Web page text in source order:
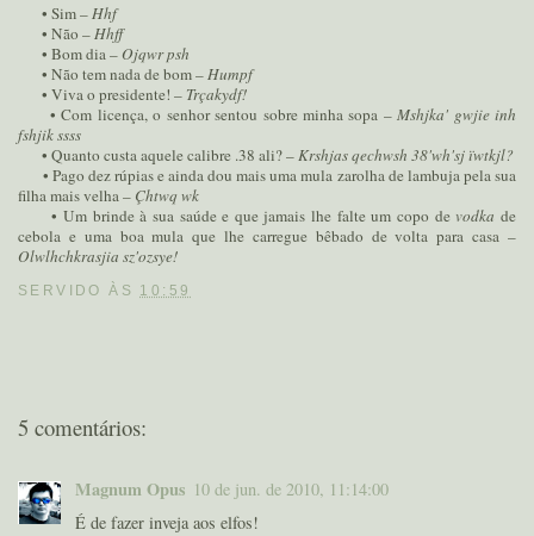
• Sim –Hhf
• Não –Hhff
• Bom dia –Ojqwr psh
• Não tem nada de bom –Humpf
• Viva o presidente! – Trçakydf!
• Com licença, o senhor sentou sobre minha sopa –Mshjka' gwjie inh
fshjik ssss
• Quanto custa aquele calibre .38 ali? –Krshjas qechwsh 38'wh'sj ïwtkjl?
• Pago dez rúpias e ainda dou mais uma mula zarolha de lambuja pela sua
filha mais velha – Çhtwq wk
• Um brinde à sua saúde e que jamais lhe falte um copo de vodkade
cebola e uma boa mula que lhe carregue bêbado de volta para casa –
Olwlhchkrasjia sz'ozsye!
SERVIDO ÀS 10:59
5 comentários:
Magnum Opus 10 de jun. de 2010, 11:14:00
É de fazer inveja aos elfos!